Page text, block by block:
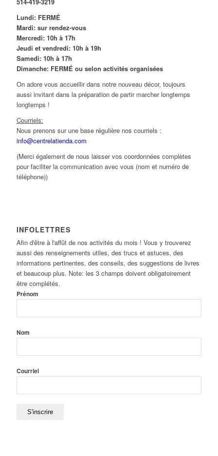
Lundi: FERMÉ
Mardi: sur rendez-vous
Mercredi: 10h à 17h
Jeudi et vendredi: 10h à 19h
Samedi: 10h à 17h
Dimanche: FERMÉ ou selon activités organisées
On adore vous accueillir dans notre nouveau décor, toujours
aussi invitant dans la préparation de partir marcher longtemps
longtemps !
Courriels:
Nous prenons sur une base régulière nos courriels :
info@centrelatienda.com
(Merci également de nous laisser vos coordonnées complètes
pour faciliter la communication avec vous (nom et numéro de
téléphone))
INFOLETTRES
Afin d'être à l'affût de nos activités du mois ! Vous y trouverez
aussi des renseignements utiles, des trucs et astuces, des
informations pertinentes, des conseils, des suggestions de livres
et beaucoup plus. Note: les 3 champs doivent obligatoirement
être complétés.
Prénom
Nom
Courriel